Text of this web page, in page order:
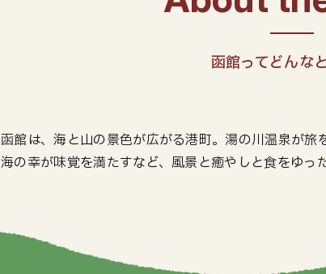
函館ってどんな
函館は、海と山の景色が広がる港町。湯の川温泉が
海の幸が味覚を満たすなど、風景と癒やしと食をゆっ